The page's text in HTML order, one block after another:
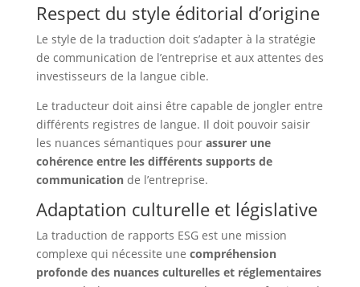
Respect du style éditorial d’origine
Le style de la traduction doit s’adapter à la stratégie
de communication de l’entreprise et aux attentes des
investisseurs de la langue cible.
Le traducteur doit ainsi être capable de jongler entre
différents registres de langue. Il doit pouvoir saisir
les nuances sémantiques pour assurer une
cohérence entre les différents supports de
communicationde l’entreprise.
Adaptation culturelle et législative
La traduction de rapports ESG est une mission
complexe qui nécessite une compréhension
profonde des nuances culturelles et réglementaires